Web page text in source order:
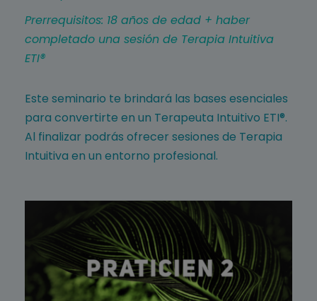
Prerrequisitos: 18 años de edad + haber
completado una sesión de Terapia Intuitiva
ETI®
Este seminario te brindará las bases esenciales
para convertirte en un Terapeuta Intuitivo ETI®.
Al finalizar podrás ofrecer sesiones de Terapia
Intuitiva en un entorno profesional.